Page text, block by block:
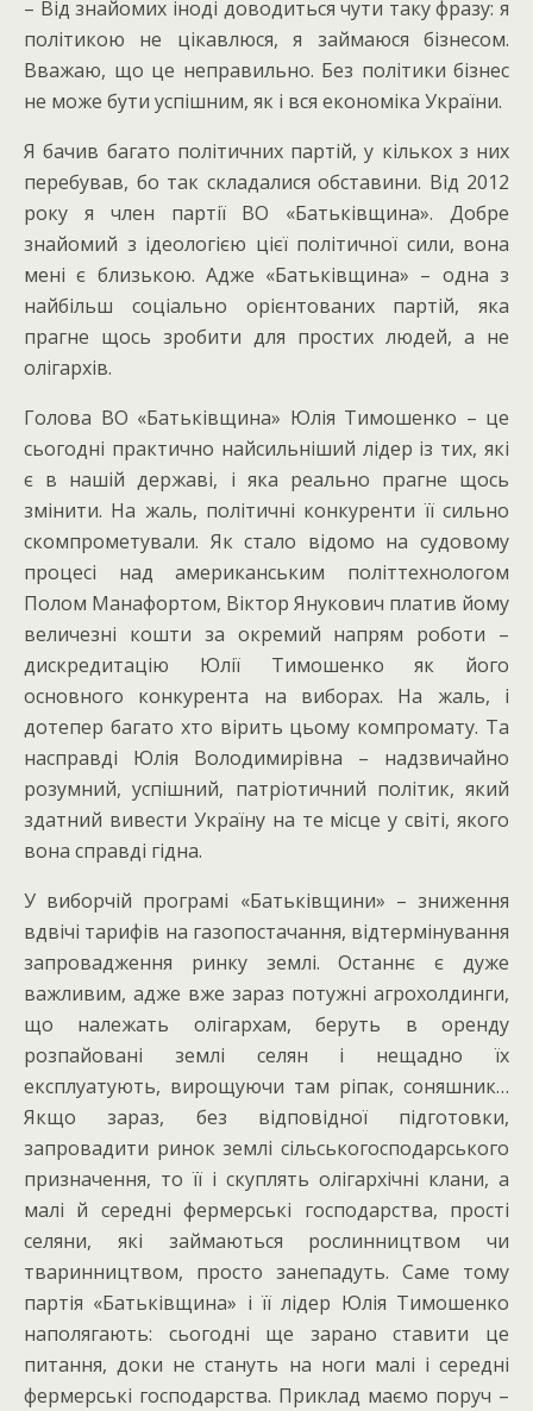
– Від знайомих іноді доводиться чути таку фразу: я
політикою не цікавлюся, я займаюся бізнесом.
Вважаю, що це неправильно. Без політики бізнес
не може бути успішним, як і вся економіка України.
Я бачив багато політичних партій, у кількох з них
перебував, бо так складалися обставини. Від 2012
року я член партії ВО «Батьківщина». Добре
знайомий з ідеологією цієї політичної сили, вона
мені є близькою. Адже «Батьківщина» – одна з
найбільш соціально орієнтованих партій, яка
прагне щось зробити для простих людей, а не
олігархів.
Голова ВО «Батьківщина» Юлія Тимошенко – це
сьогодні практично найсильніший лідер із тих, які
є в нашій державі, і яка реально прагне щось
змінити. На жаль, політичні конкуренти її сильно
скомпрометували. Як стало відомо на судовому
процесі над американським політтехнологом
Полом Манафортом, Віктор Янукович платив йому
величезні кошти за окремий напрям роботи –
дискредитацію Юлії Тимошенко як його
основного конкурента на виборах. На жаль, і
дотепер багато хто вірить цьому компромату. Та
насправді Юлія Володимирівна – надзвичайно
розумний, успішний, патріотичний політик, який
здатний вивести Україну на те місце у світі, якого
вона справді гідна.
У виборчій програмі «Батьківщини» – зниження
вдвічі тарифів на газопостачання, відтермінування
запровадження ринку землі. Останнє є дуже
важливим, адже вже зараз потужні агрохолдинги,
що належать олігархам, беруть в оренду
розпайовані землі селян і нещадно їх
експлуатують, вирощуючи там ріпак, соняшник…
Якщо зараз, без відповідної підготовки,
запровадити ринок землі сільськогосподарського
призначення, то її і скуплять олігархічні клани, а
малі й середні фермерські господарства, прості
селяни, які займаються рослинництвом чи
тваринництвом, просто занепадуть. Саме тому
партія «Батьківщина» і її лідер Юлія Тимошенко
наполягають: сьогодні ще зарано ставити це
питання, доки не стануть на ноги малі і середні
фермерські господарства. Приклад маємо поруч –